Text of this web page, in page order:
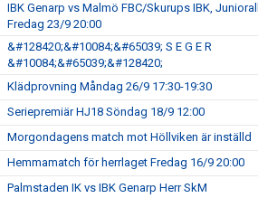
IBK Genarp vs Malmö FBC/Skurups IBK,
Fredag 23/9 20:00
&#128420;&#10084;&#65039; S E G E R
&#10084;&#65039;&#128420;
Klädprovning Måndag 26/9 17:30-19:30
Seriepremiär HJ18 Söndag 18/9 12:00
Morgondagens match mot Höllviken är inställd
Hemmamatch för herrlaget Fredag 16/9 20:00
Palmstaden IK vs IBK Genarp Herr SkM